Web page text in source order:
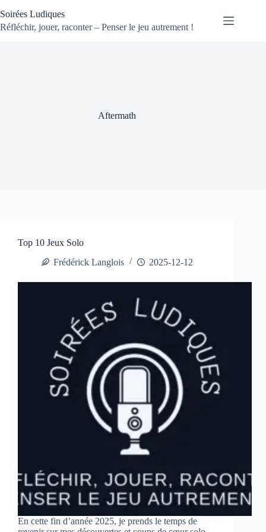
au
contenu
Soirées Ludiques
Réfléchir, jouer, raconter – Penser le jeu autrement !
Aftermath
Top 10 Jeux Solo
Frédérick Langlois
2025-12-12
En cette fin d’année 2025, je prends le temps de